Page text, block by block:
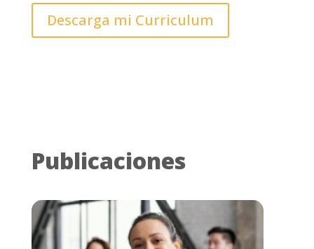
Descarga mi Curriculum
Publicaciones